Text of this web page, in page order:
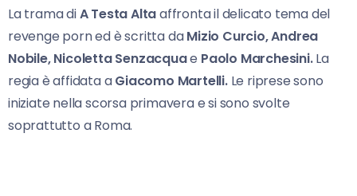
La trama diA Testa Altaaffronta il delicato tema del
revenge porn ed è scritta daMizio Curcio, Andrea
Nobile, Nicoletta Senzacquae Paolo Marchesini.La
regia è affidata aGiacomo Martelli.Le riprese sono
iniziate nella scorsa primavera e si sono svolte
soprattutto a Roma.